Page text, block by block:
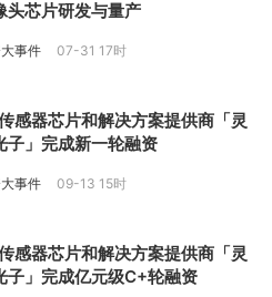
拥有10余位国际一流大学博士，
术研发导向型团队，曾获评深圳
，复合增长率未披露，累计盈
头芯片研发与量产
事件 07-31 17时
感器芯片和解决方案提供商「灵
子」完成新一轮融资
事件 09-13 15时
感器芯片和解决方案提供商「灵
子」完成亿元级C+轮融资